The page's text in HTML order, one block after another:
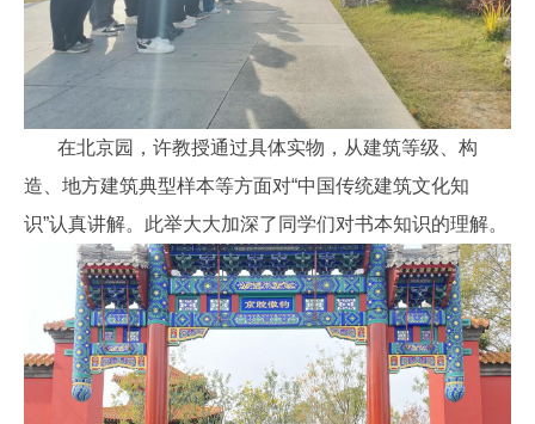
在北京园，许教授通过具体实物，从建筑等级、构
造、地方建筑典型样本等方面对“中国传统建筑文化知
识”认真讲解。此举大大加深了同学们对书本知识的理解。